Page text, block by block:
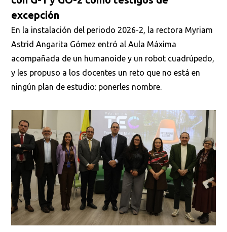
excepción
En la instalación del periodo 2026-2, la rectora Myriam
Astrid Angarita Gómez entró al Aula Máxima
acompañada de un humanoide y un robot cuadrúpedo,
y les propuso a los docentes un reto que no está en
ningún plan de estudio: ponerles nombre.